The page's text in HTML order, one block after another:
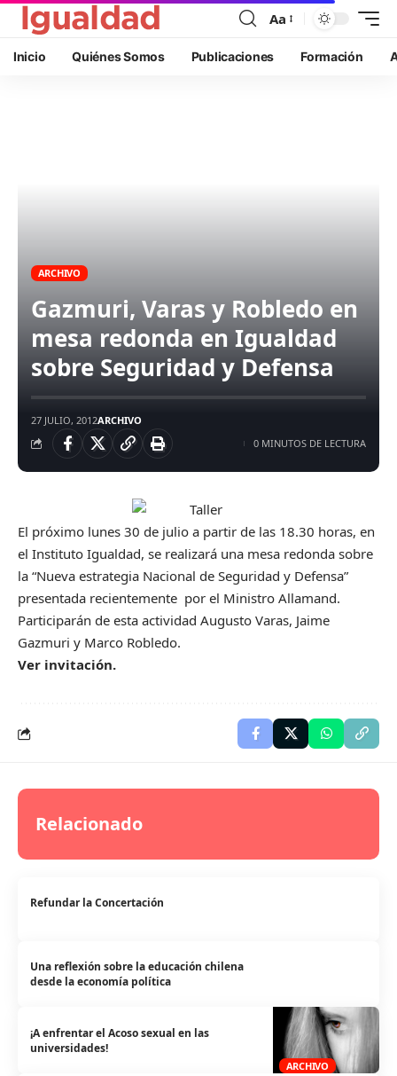
Aa
Inicio Quiénes Somos Publicaciones Formación
ARCHIVO
Gazmuri, Varas y Robledo en
mesa redonda en Igualdad
sobre Seguridad y Defensa
27 JULIO, 2012ARCHIVO
0 MINUTOS DE LECTURA
El próximo lunes 30 de julio a partir de las 18.30 horas, en
el Instituto Igualdad, se realizará una mesa redonda sobre
la “Nueva estrategia Nacional de Seguridad y Defensa”
presentada recientemente por el Ministro Allamand.
Participarán de esta actividad Augusto Varas, Jaime
Gazmuri y Marco Robledo.
Ver invitación.
Relacionado
Refundar la Concertación
Una reflexión sobre la educación chilena
desde la economía política
ARCHIVO
¡A enfrentar el Acoso sexual en las
universidades!